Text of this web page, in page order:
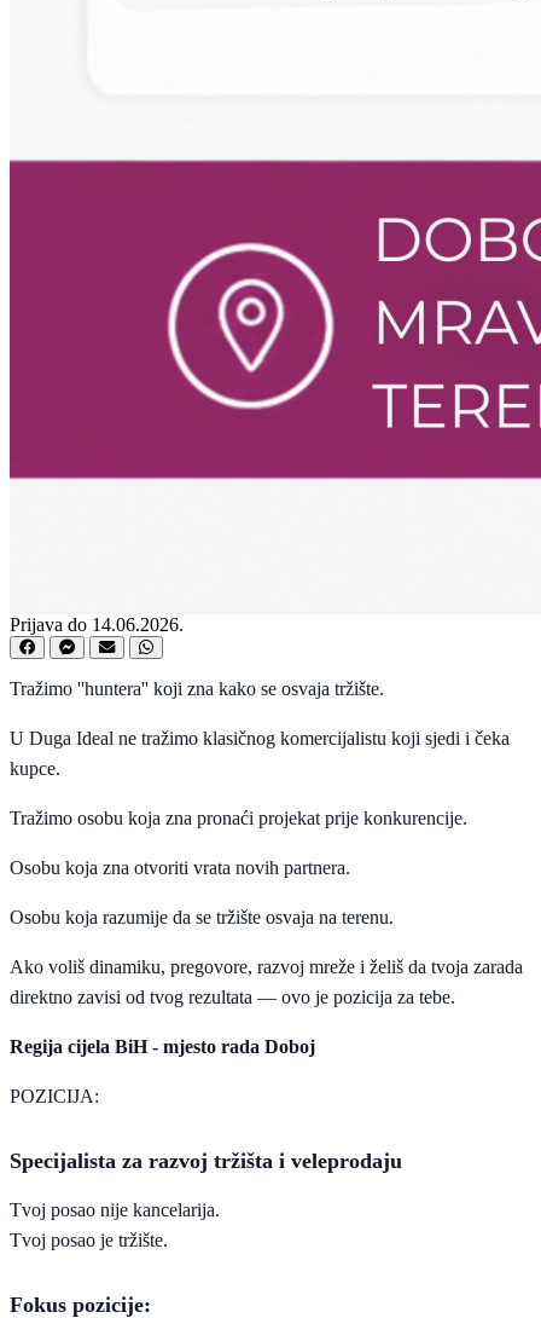
Prijava do 14.06.2026.
Tražimo ''huntera'' koji zna kako se osvaja tržište.
U Duga Ideal ne tražimo klasičnog komercijalistu koji sjedi i čeka
kupce.
Tražimo osobu koja zna pronaći projekat prije konkurencije.
Osobu koja zna otvoriti vrata novih partnera.
Osobu koja razumije da se tržište osvaja na terenu.
Ako voliš dinamiku, pregovore, razvoj mreže i želiš da tvoja zarada
direktno zavisi od tvog rezultata — ovo je pozicija za tebe.
Regija cijela BiH - mjesto rada Doboj
POZICIJA:
Specijalista za razvoj tržišta i veleprodaju
Tvoj posao nije kancelarija.
Tvoj posao je tržište.
Fokus pozicije: